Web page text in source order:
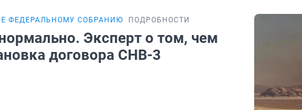
ФЕДЕРАЛЬНОМУ СОБРАНИЮ ПОДРОБНОСТИ
Эксперт о том, чем
договора СНВ-3